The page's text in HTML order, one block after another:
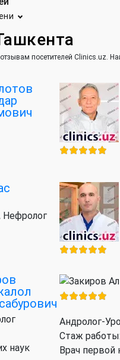
посетителей Clinics.uz.
Нефролог
наук
Андролог-
Стаж
Врач первой